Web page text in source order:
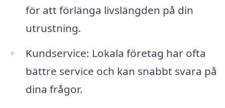
för att förlänga livslängden på din
utrustning.
Kundservice: Lokala företag har ofta
bättre service och kan snabbt svara på
dina frågor.